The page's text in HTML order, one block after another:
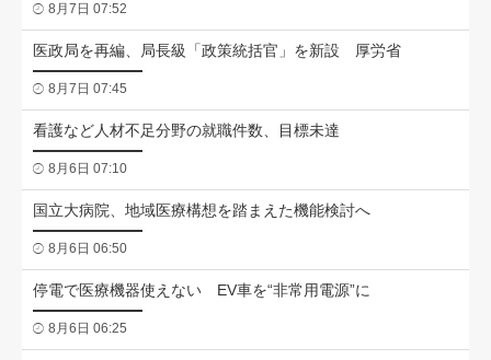
8月7日 07:52
医政局を再編、局長級「政策統括官」を新設 厚労省
8月7日 07:45
看護など人材不足分野の就職件数、目標未達
8月6日 07:10
国立大病院、地域医療構想を踏まえた機能検討へ
8月6日 06:50
停電で医療機器使えない EV車を“非常用電源”に
8月6日 06:25